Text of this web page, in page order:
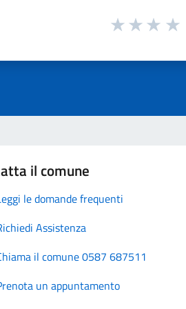
il comune
le domande frequenti
Assistenza
il comune 0587 687511
un appuntamento